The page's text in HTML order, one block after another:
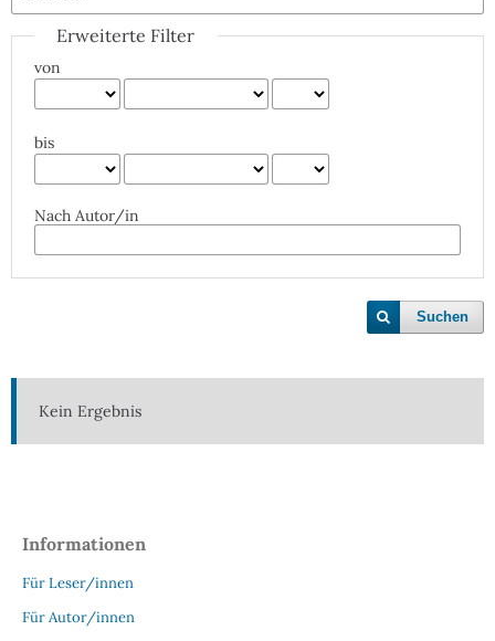
Erweiterte Filter
von
bis
Nach Autor/in
Suchen
Kein Ergebnis
Informationen
Für Leser/innen
Für Autor/innen